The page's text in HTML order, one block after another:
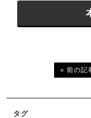
« 前の記
タグ